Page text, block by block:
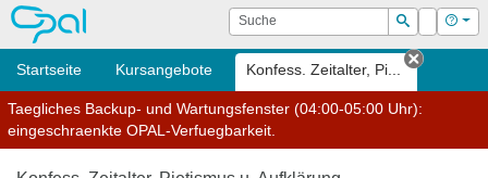
OPAL Suche
Suchen
Login Hilfe
Startseite Kursangebote Konfess. Zeitalter, Pi...
Tab
Taegliches Backup- und Wartungsfenster (04:00-05:00 Uhr):
eingeschraenkte OPAL-Verfuegbarkeit.